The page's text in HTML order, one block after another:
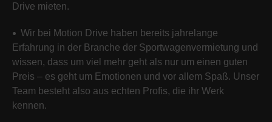
Drive mieten.
Wir bei Motion Drive haben bereits jahrelange
Erfahrung in der Branche der Sportwagenvermietung und
wissen, dass um viel mehr geht als nur um einen guten
Preis – es geht um Emotionen und vor allem Spaß. Unser
Team besteht also aus echten Profis, die ihr Werk
kennen.